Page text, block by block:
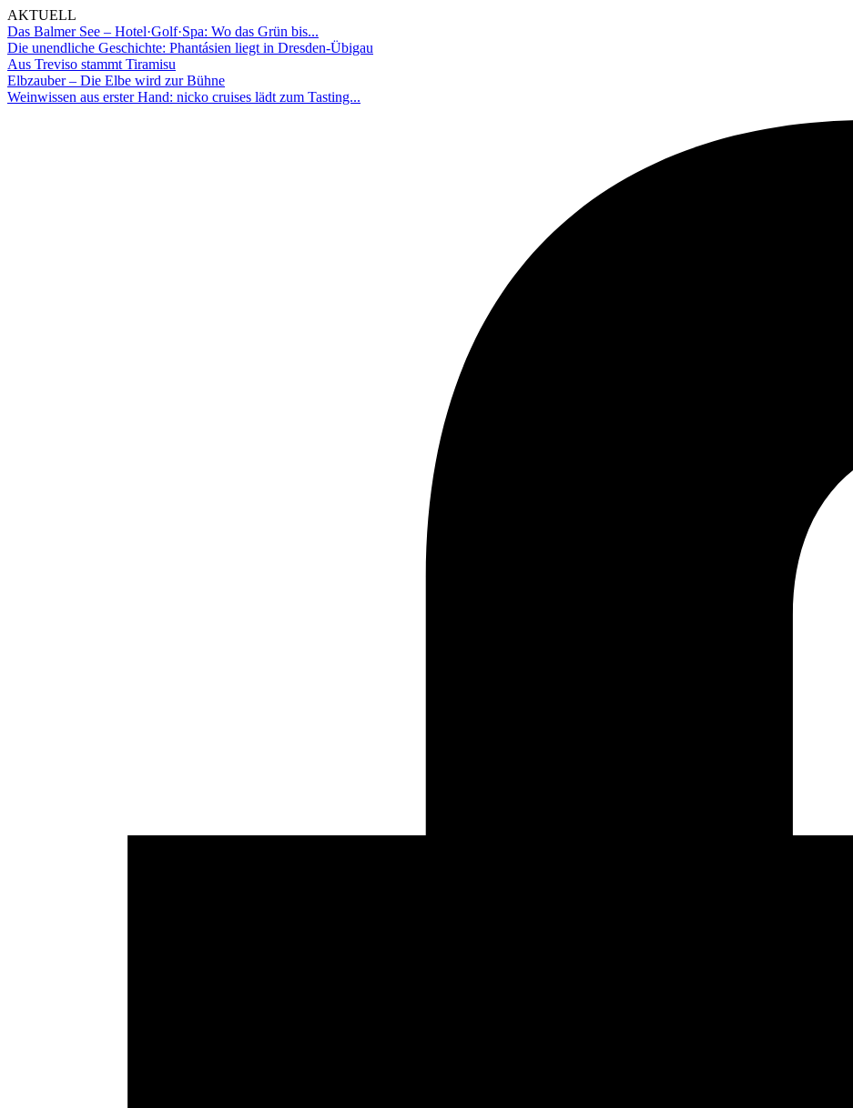
AKTUELL
Das Balmer See – Hotel·Golf·Spa: Wo das Grün bis...
Die unendliche Geschichte: Phantásien liegt in Dresden-Übigau
Aus Treviso stammt Tiramisu
Elbzauber – Die Elbe wird zur Bühne
Weinwissen aus erster Hand: nicko cruises lädt zum Tasting...